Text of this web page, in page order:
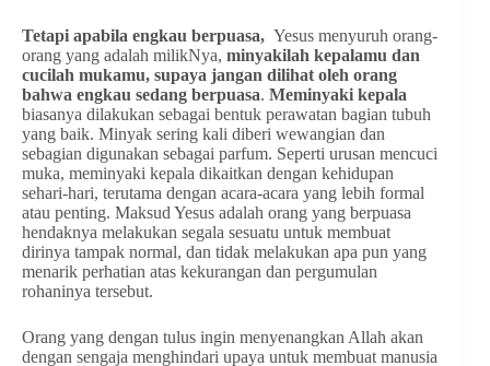
Tetapi apabila engkau berpuasa, Yesus menyuruh orang-
orang yang adalah milikNya, minyakilah kepalamu dan
cucilah mukamu, supaya jangan dilihat oleh orang
bahwa engkau sedang berpuasa. Meminyaki kepala
biasanya dilakukan sebagai bentuk perawatan bagian tubuh
yang baik. Minyak sering kali diberi wewangian dan
sebagian digunakan sebagai parfum. Seperti urusan mencuci
muka, meminyaki kepala dikaitkan dengan kehidupan
sehari-hari, terutama dengan acara-acara yang lebih formal
atau penting. Maksud Yesus adalah orang yang berpuasa
hendaknya melakukan segala sesuatu untuk membuat
dirinya tampak normal, dan tidak melakukan apa pun yang
menarik perhatian atas kekurangan dan pergumulan
rohaninya tersebut.
Orang yang dengan tulus ingin menyenangkan Allah akan
dengan sengaja menghindari upaya untuk membuat manusia